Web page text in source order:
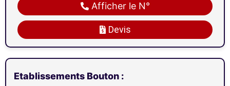
Devis
Afficher le N°
Etablissements Bouton :